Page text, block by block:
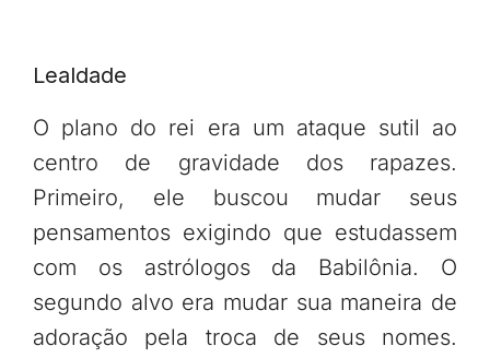
Lealdade
O plano do rei era um ataque sutil ao
centro de gravidade dos rapazes.
Primeiro, ele buscou mudar seus
pensamentos exigindo que estudassem
com os astrólogos da Babilônia. O
segundo alvo era mudar sua maneira de
adoração pela troca de seus nomes.